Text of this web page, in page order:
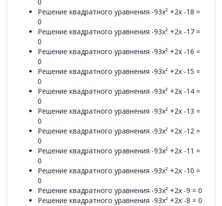
Решение квадратного уравнения -93x² +2x -18 =
0
Решение квадратного уравнения -93x² +2x -17 =
0
Решение квадратного уравнения -93x² +2x -16 =
0
Решение квадратного уравнения -93x² +2x -15 =
0
Решение квадратного уравнения -93x² +2x -14 =
0
Решение квадратного уравнения -93x² +2x -13 =
0
Решение квадратного уравнения -93x² +2x -12 =
0
Решение квадратного уравнения -93x² +2x -11 =
0
Решение квадратного уравнения -93x² +2x -10 =
0
Решение квадратного уравнения -93x² +2x -9 = 0
Решение квадратного уравнения -93x² +2x -8 = 0